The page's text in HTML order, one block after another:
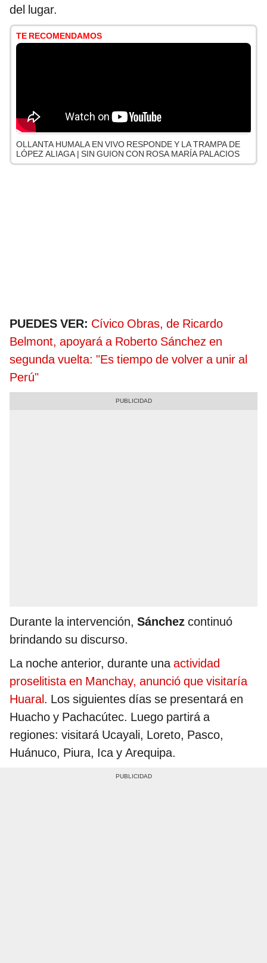
del lugar.
TE RECOMENDAMOS
OLLANTA HUMALA EN VIVO RESPONDE Y LA TRAMPA DE
LÓPEZ ALIAGA | SIN GUION CON ROSA MARÍA PALACIOS
PUEDES VER: Cívico Obras, de Ricardo
Belmont, apoyará a Roberto Sánchez en
segunda vuelta: "Es tiempo de volver a unir al
Perú"
Durante la intervención, Sánchez continuó
brindando su discurso.
La noche anterior, durante unaactividad
proselitista en Manchay, anunció que visitaría
Huaral. Los siguientes días se presentará en
Huacho y Pachacútec. Luego partirá a
regiones: visitará Ucayali, Loreto, Pasco,
Huánuco, Piura, Ica y Arequipa.